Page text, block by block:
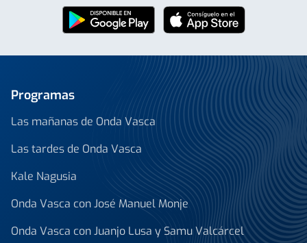
Programas
Las mañanas de Onda Vasca
Las tardes de Onda Vasca
Kale Nagusia
Onda Vasca con José Manuel Monje
Onda Vasca con Juanjo Lusa y Samu Valcárcel